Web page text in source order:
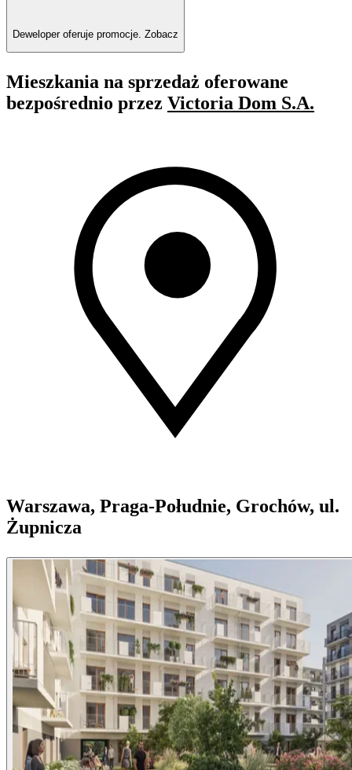
Deweloper oferuje promocje. Zobacz
Mieszkania na sprzedaż oferowane
bezpośrednio przez Victoria Dom S.A.
Warszawa, Praga-Południe, Grochów, ul.
Żupnicza